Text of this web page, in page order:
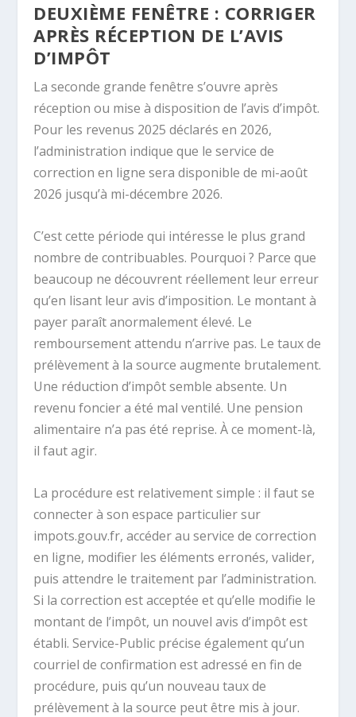
DEUXIÈME FENÊTRE : CORRIGER
APRÈS RÉCEPTION DE L’AVIS
D’IMPÔT
La seconde grande fenêtre s’ouvre après
réception ou mise à disposition de l’avis d’impôt.
Pour les revenus 2025 déclarés en 2026,
l’administration indique que le service de
correction en ligne sera disponible de mi-août
2026 jusqu’à mi-décembre 2026.
C’est cette période qui intéresse le plus grand
nombre de contribuables. Pourquoi ? Parce que
beaucoup ne découvrent réellement leur erreur
qu’en lisant leur avis d’imposition. Le montant à
payer paraît anormalement élevé. Le
remboursement attendu n’arrive pas. Le taux de
prélèvement à la source augmente brutalement.
Une réduction d’impôt semble absente. Un
revenu foncier a été mal ventilé. Une pension
alimentaire n’a pas été reprise. À ce moment-là,
il faut agir.
La procédure est relativement simple : il faut se
connecter à son espace particulier sur
impots.gouv.fr, accéder au service de correction
en ligne, modifier les éléments erronés, valider,
puis attendre le traitement par l’administration.
Si la correction est acceptée et qu’elle modifie le
montant de l’impôt, un nouvel avis d’impôt est
établi. Service-Public précise également qu’un
courriel de confirmation est adressé en fin de
procédure, puis qu’un nouveau taux de
prélèvement à la source peut être mis à jour.